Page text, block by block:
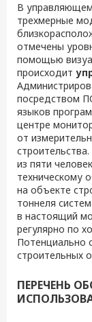
В
трехмерные
отмечены
помощью
происходит
посредством
языков
центре
от
из пяти
техническому
на объекте
тоннеля
в настоящий
регулярно по
Потенциально
строительных
ПЕРЕЧЕНЬ